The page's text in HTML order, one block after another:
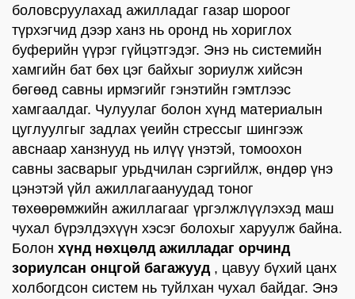
боловсруулахад ажилладаг газар шороог
түрхэгчид дээр ханз нь оронд нь хориглох
буферийн үүрэг гүйцэтгэдэг. Энэ нь системийн
хамгийн бат бөх цэг байхыг зориулж хийсэн
бөгөөд савны ирмэгийг гэнэтийн гэмтлээс
хамгаалдаг. Чулуулаг болон хүнд материалын
цуглуулгыг задлах үеийн стрессыг шингээж
авснаар ханзнууд нь илүү үнэтэй, томоохон
савны засварыг урьдчилан сэргийлж, өндөр үнэ
цэнэтэй үйл ажиллагаануудад тоног
төхөөрөмжийн ажиллагааг үргэлжлүүлэхэд маш
чухал бүрэлдэхүүн хэсэг болохыг харуулж байна.
Болон хүнд нөхцөлд ажилладаг орчинд
зориулсан онцгой багажууд , цавуу бүхий цанх
холбогдсон систем нь туйлхан чухал байдаг. Энэ